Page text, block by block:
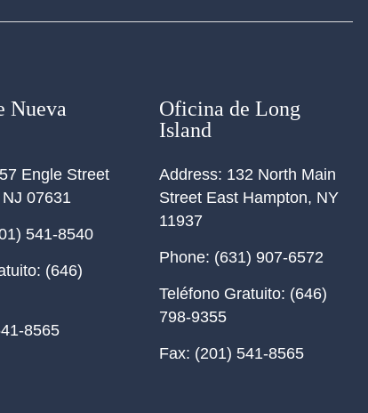
Nueva
Engle Street
07631
541-8540
(646)
8565
Oficina de Long
Island
Address: 132 North Main
Street East Hampton, NY
11937
Phone: (631) 907-6572
Teléfono Gratuito: (646)
798-9355
Fax: (201) 541-8565